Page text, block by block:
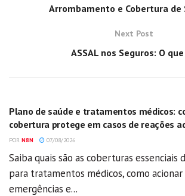
Arrombamento e Cobertura de
Next Post
ASSAL nos Seguros: O
Plano de saúde e tratamentos médicos:
cobertura protege em casos de reações
POR N8N 07/08/2026
Saiba quais são as coberturas essenciais
para tratamentos médicos, como
emergências e...